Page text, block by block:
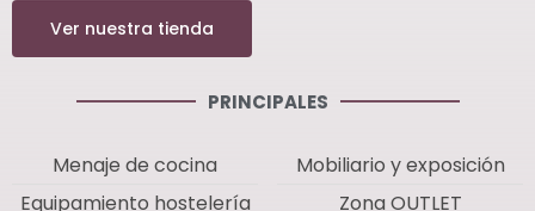
Ver nuestra tienda
PRINCIPALES
Menaje de cocina
Equipamiento hostelería
Mobiliario y exposición
Zona OUTLET